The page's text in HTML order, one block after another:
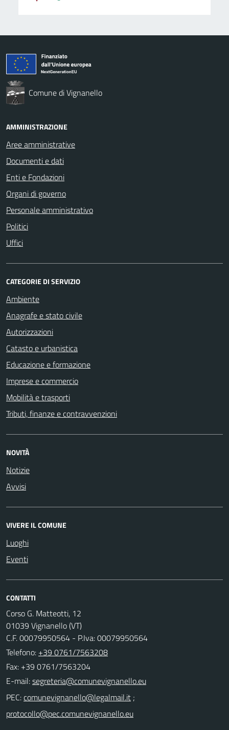
Comune di Vignanello
AMMINISTRAZIONE
Aree amministrative
Documenti e dati
Enti e Fondazioni
Organi di governo
Personale amministrativo
Politici
Uffici
CATEGORIE DI SERVIZIO
Ambiente
Anagrafe e stato civile
Autorizzazioni
Catasto e urbanistica
Educazione e formazione
Imprese e commercio
Mobilità e trasporti
Tributi, finanze e contravvenzioni
NOVITÀ
Notizie
Avvisi
VIVERE IL COMUNE
Luoghi
Eventi
CONTATTI
Corso G. Matteotti, 12
01039 Vignanello (VT)
C.F. 00079950564 - P.Iva: 00079950564
Telefono: +39 0761/7563208
Fax: +39 0761/7563204
E-mail:
PEC:
;